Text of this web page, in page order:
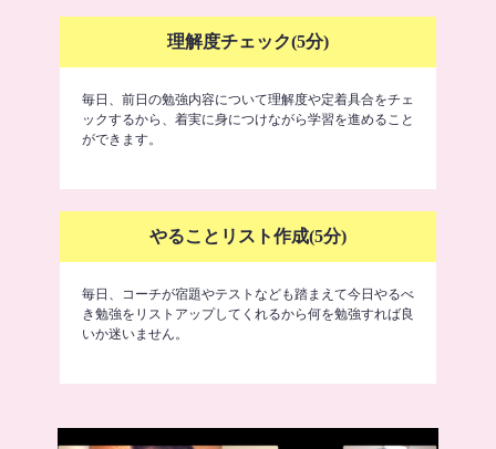
理解度チェック(5分)
毎日、前日の勉強内容について理解度や定着具合をチェ
ックするから、着実に身につけながら学習を進めること
ができます。
やることリスト作成(5分)
毎日、コーチが宿題やテストなども踏まえて今日やるべ
き勉強をリストアップしてくれるから何を勉強すれば良
いか迷いません。